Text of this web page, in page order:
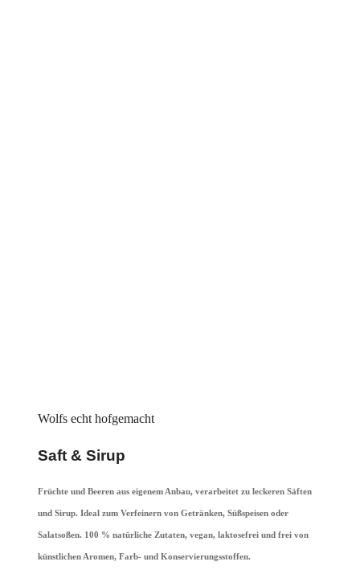
Wolfs echt hofgemacht
Saft & Sirup
Früchte und Beeren aus eigenem Anbau, verarbeitet zu leckeren Säften
und Sirup. Ideal zum Verfeinern von Getränken, Süßspeisen oder
Salatsoßen. 100 % natürliche Zutaten, vegan, laktosefrei und frei von
künstlichen Aromen, Farb- und Konservierungsstoffen.